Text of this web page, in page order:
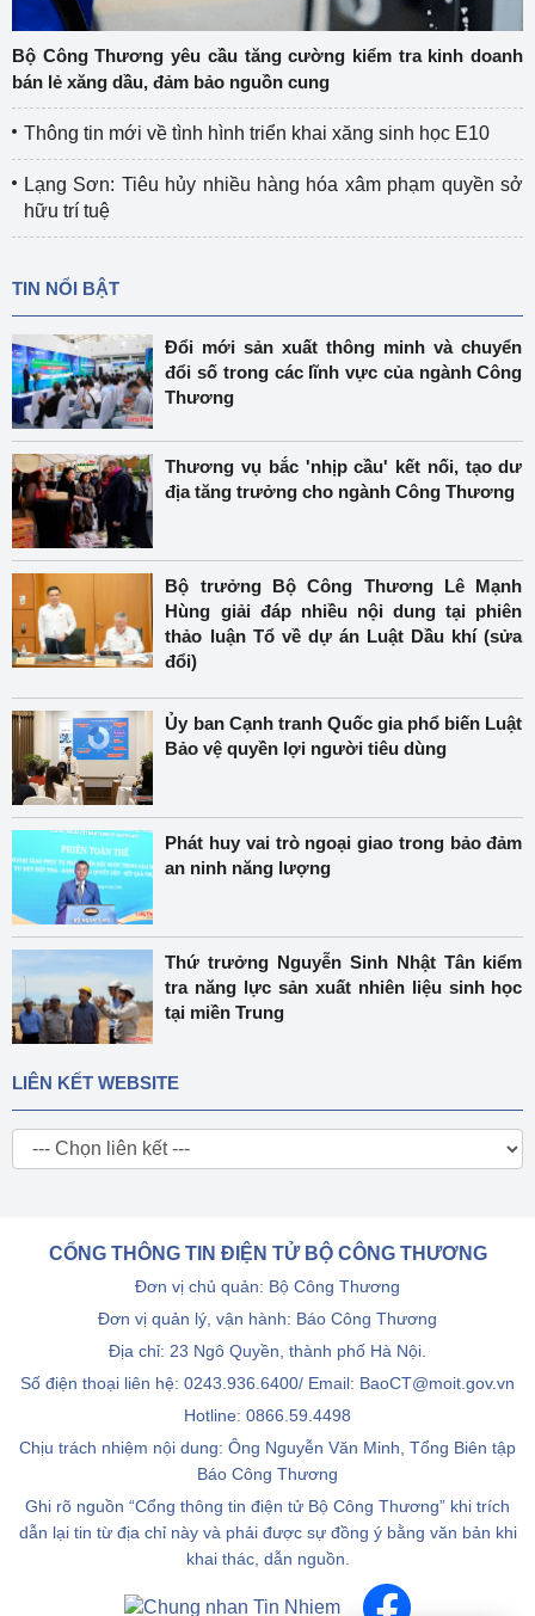
Bộ Công Thương yêu cầu tăng cường kiểm tra kinh doanh
bán lẻ xăng dầu, đảm bảo nguồn cung
Thông tin mới về tình hình triển khai xăng sinh học E10
Lạng Sơn: Tiêu hủy nhiều hàng hóa xâm phạm quyền sở
hữu trí tuệ
TIN NỔI BẬT
Đổi mới sản xuất thông minh và chuyển
đổi số trong các lĩnh vực của ngành Công
Thương
Thương vụ bắc 'nhịp cầu' kết nối, tạo dư
địa tăng trưởng cho ngành Công Thương
Bộ trưởng Bộ Công Thương Lê Mạnh
Hùng giải đáp nhiều nội dung tại phiên
thảo luận Tổ về dự án Luật Dầu khí (sửa
đổi)
Ủy ban Cạnh tranh Quốc gia phổ biến Luật
Bảo vệ quyền lợi người tiêu dùng
Phát huy vai trò ngoại giao trong bảo đảm
an ninh năng lượng
Thứ trưởng Nguyễn Sinh Nhật Tân kiểm
tra năng lực sản xuất nhiên liệu sinh học
tại miền Trung
LIÊN KẾT WEBSITE
CỔNG THÔNG TIN ĐIỆN TỬ BỘ CÔNG THƯƠNG
Đơn vị chủ quản: Bộ Công Thương
Đơn vị quản lý, vận hành: Báo Công Thương
Địa chỉ: 23 Ngô Quyền, thành phố Hà Nội.
Số điện thoại liên hệ: 0243.936.6400/ Email: BaoCT@moit.gov.vn
Hotline: 0866.59.4498
Chịu trách nhiệm nội dung: Ông Nguyễn Văn Minh, Tổng Biên tập
Báo Công Thương
Ghi rõ nguồn “Cổng thông tin điện tử Bộ Công Thương” khi trích
dẫn lại tin từ địa chỉ này và phải được sự đồng ý bằng văn bản khi
khai thác, dẫn nguồn.